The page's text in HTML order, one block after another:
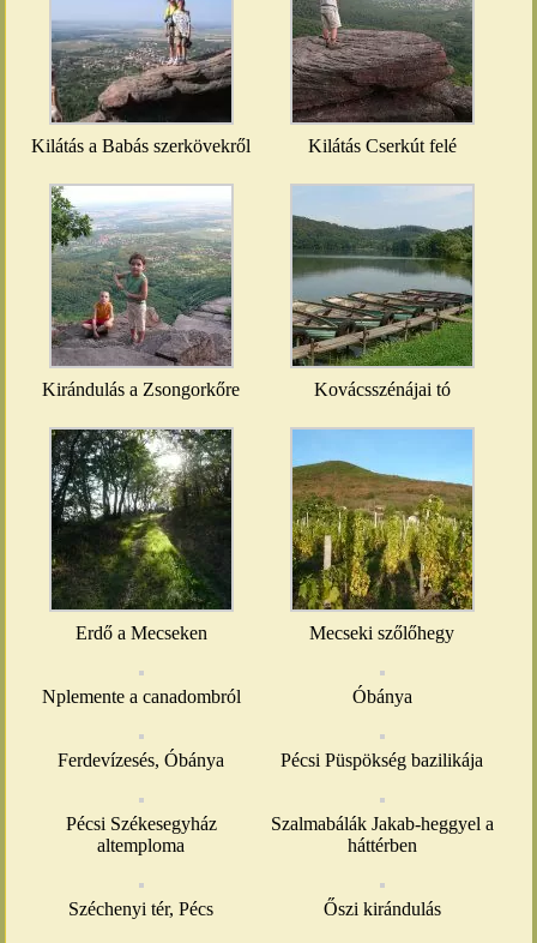
Kilátás a Babás szerkövekről Kilátás Cserkút felé
Kirándulás a Zsongorkőre Kovácsszénájai tó
Erdő a Mecseken Mecseki szőlőhegy
Nplemente a canadombról Óbánya
Ferdevízesés, Óbánya Pécsi Püspökség bazilikája
Pécsi Székesegyház
altemploma
Szalmabálák Jakab-heggyel a
háttérben
Széchenyi tér, Pécs Őszi kirándulás